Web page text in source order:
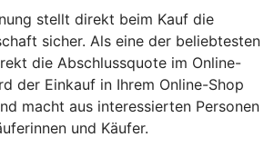
stellt direkt beim Kauf die
sicher. Als eine der beliebtesten
die Abschlussquote im Online-
der Einkauf in Ihrem Online-Shop
macht aus interessierten Personen
und Käufer.